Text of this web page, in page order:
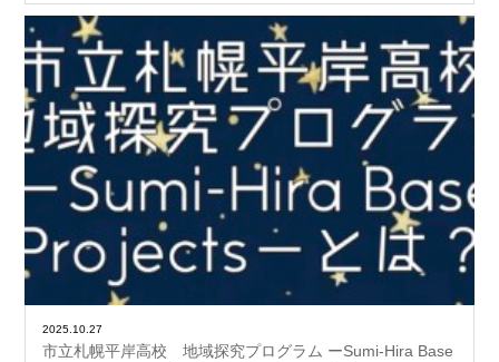
2025.10.27
市立札幌平岸高校 地域探究プログラム ーSumi-Hira Base